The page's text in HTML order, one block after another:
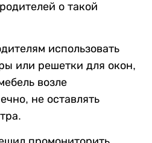
о такой
использовать
или решетки для окон,
возле
не оставлять